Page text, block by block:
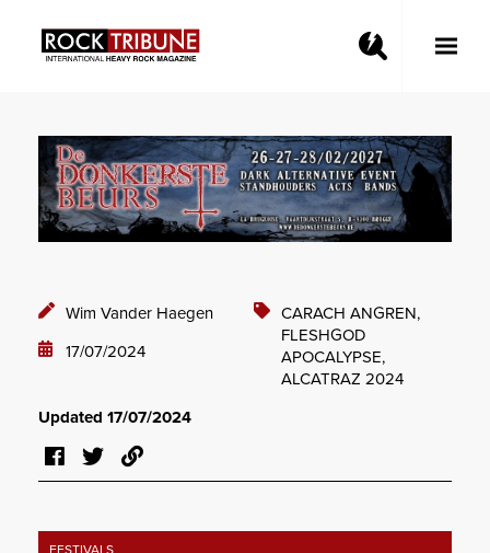
Toggle
Wim Vander Haegen
17/07/2024
CARACH ANGREN,
FLESHGOD
APOCALYPSE,
ALCATRAZ 2024
Updated 17/07/2024